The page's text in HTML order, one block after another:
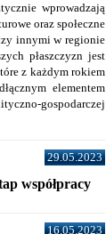
wprowadzają
oraz społeczne
innymi w regionie
płaszczyzn jest
z każdym rokiem
elementem
gospodarczej
29.05.2023
współpracy
16.05.2023